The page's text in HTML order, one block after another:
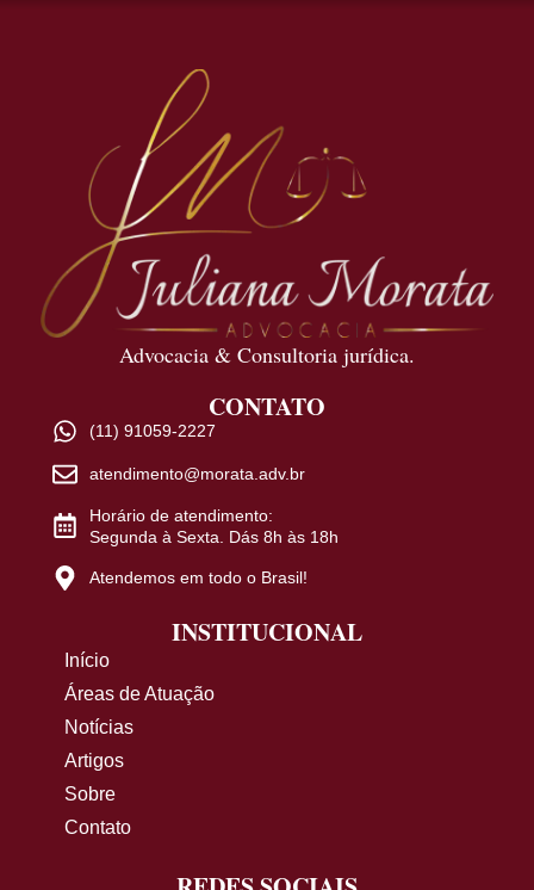
Advocacia & Consultoria jurídica.
CONTATO
(11) 91059-2227
atendimento@morata.adv.br
Horário de atendimento:
Segunda à Sexta. Dás 8h às 18h
Atendemos em todo o Brasil!
INSTITUCIONAL
Início
Áreas de Atuação
Notícias
Artigos
Sobre
Contato